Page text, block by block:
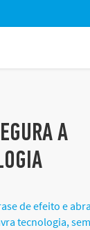
A
de efeito e
tecnologia,